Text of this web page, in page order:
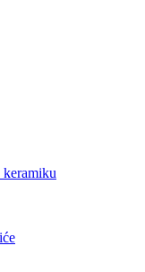
keramiku